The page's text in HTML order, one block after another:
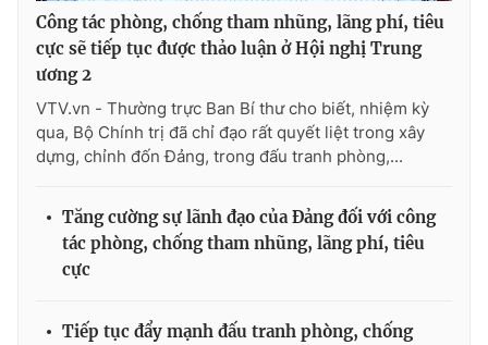
® Cấm sao chép dưới mọi hình thức nếu không có sự chấp
thuận bằng văn bản. Ghi rõ nguồn VTV.vn khi phát hành lại
thông tin từ website này.
Công tác phòng, chống tham nhũng, lãng phí, tiêu
cực sẽ tiếp tục được thảo luận ở Hội nghị Trung
ương 2
VTV.vn - Thường trực Ban Bí thư cho biết, nhiệm kỳ
qua, Bộ Chính trị đã chỉ đạo rất quyết liệt trong xây
dựng, chỉnh đốn Đảng, trong đấu tranh phòng,...
Tăng cường sự lãnh đạo của Đảng đối với công
tác phòng, chống tham nhũng, lãng phí, tiêu
cực
Tiếp tục đẩy mạnh đấu tranh phòng, chống